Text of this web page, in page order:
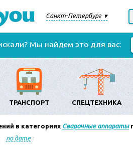
Санкт-Петербург
Мы найдем это для вас:
ТРАНСПОРТ СПЕЦТЕХНИКА
в категориях Сварочные аппараты
по дате↑